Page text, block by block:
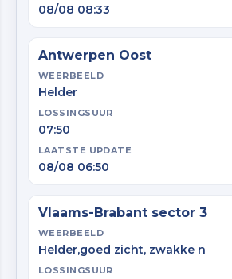
08/08 08:33
Antwerpen Oost
WEERBEELD
Helder
LOSSINGSUUR
07:50
LAATSTE UPDATE
08/08 06:50
Vlaams-Brabant sector 3
WEERBEELD
Helder,goed zicht, zwakke n
LOSSINGSUUR